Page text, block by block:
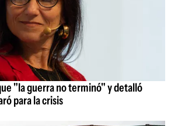
"la guerra no terminó" y detalló
para la crisis